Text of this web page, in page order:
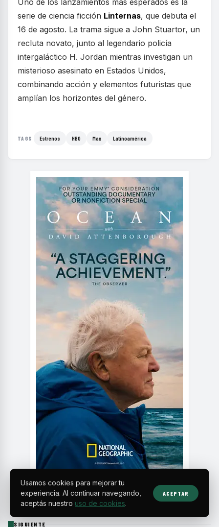
serie de ciencia ficción Linternas, que debuta el
16 de agosto. La trama sigue a John Stuartor, un
recluta novato, junto al legendario policía
intergaláctico H. Jordan mientras investigan un
misterioso asesinato en Estados Unidos,
combinando acción y elementos futuristas que
amplían los horizontes del género.
TAGS Estrenos HBO Max Latinoamérica
SIGUIENTE
Usamos cookies para mejorar tu
experiencia. Al continuar navegando,
aceptás nuestro uso de cookies.
ACEPTAR